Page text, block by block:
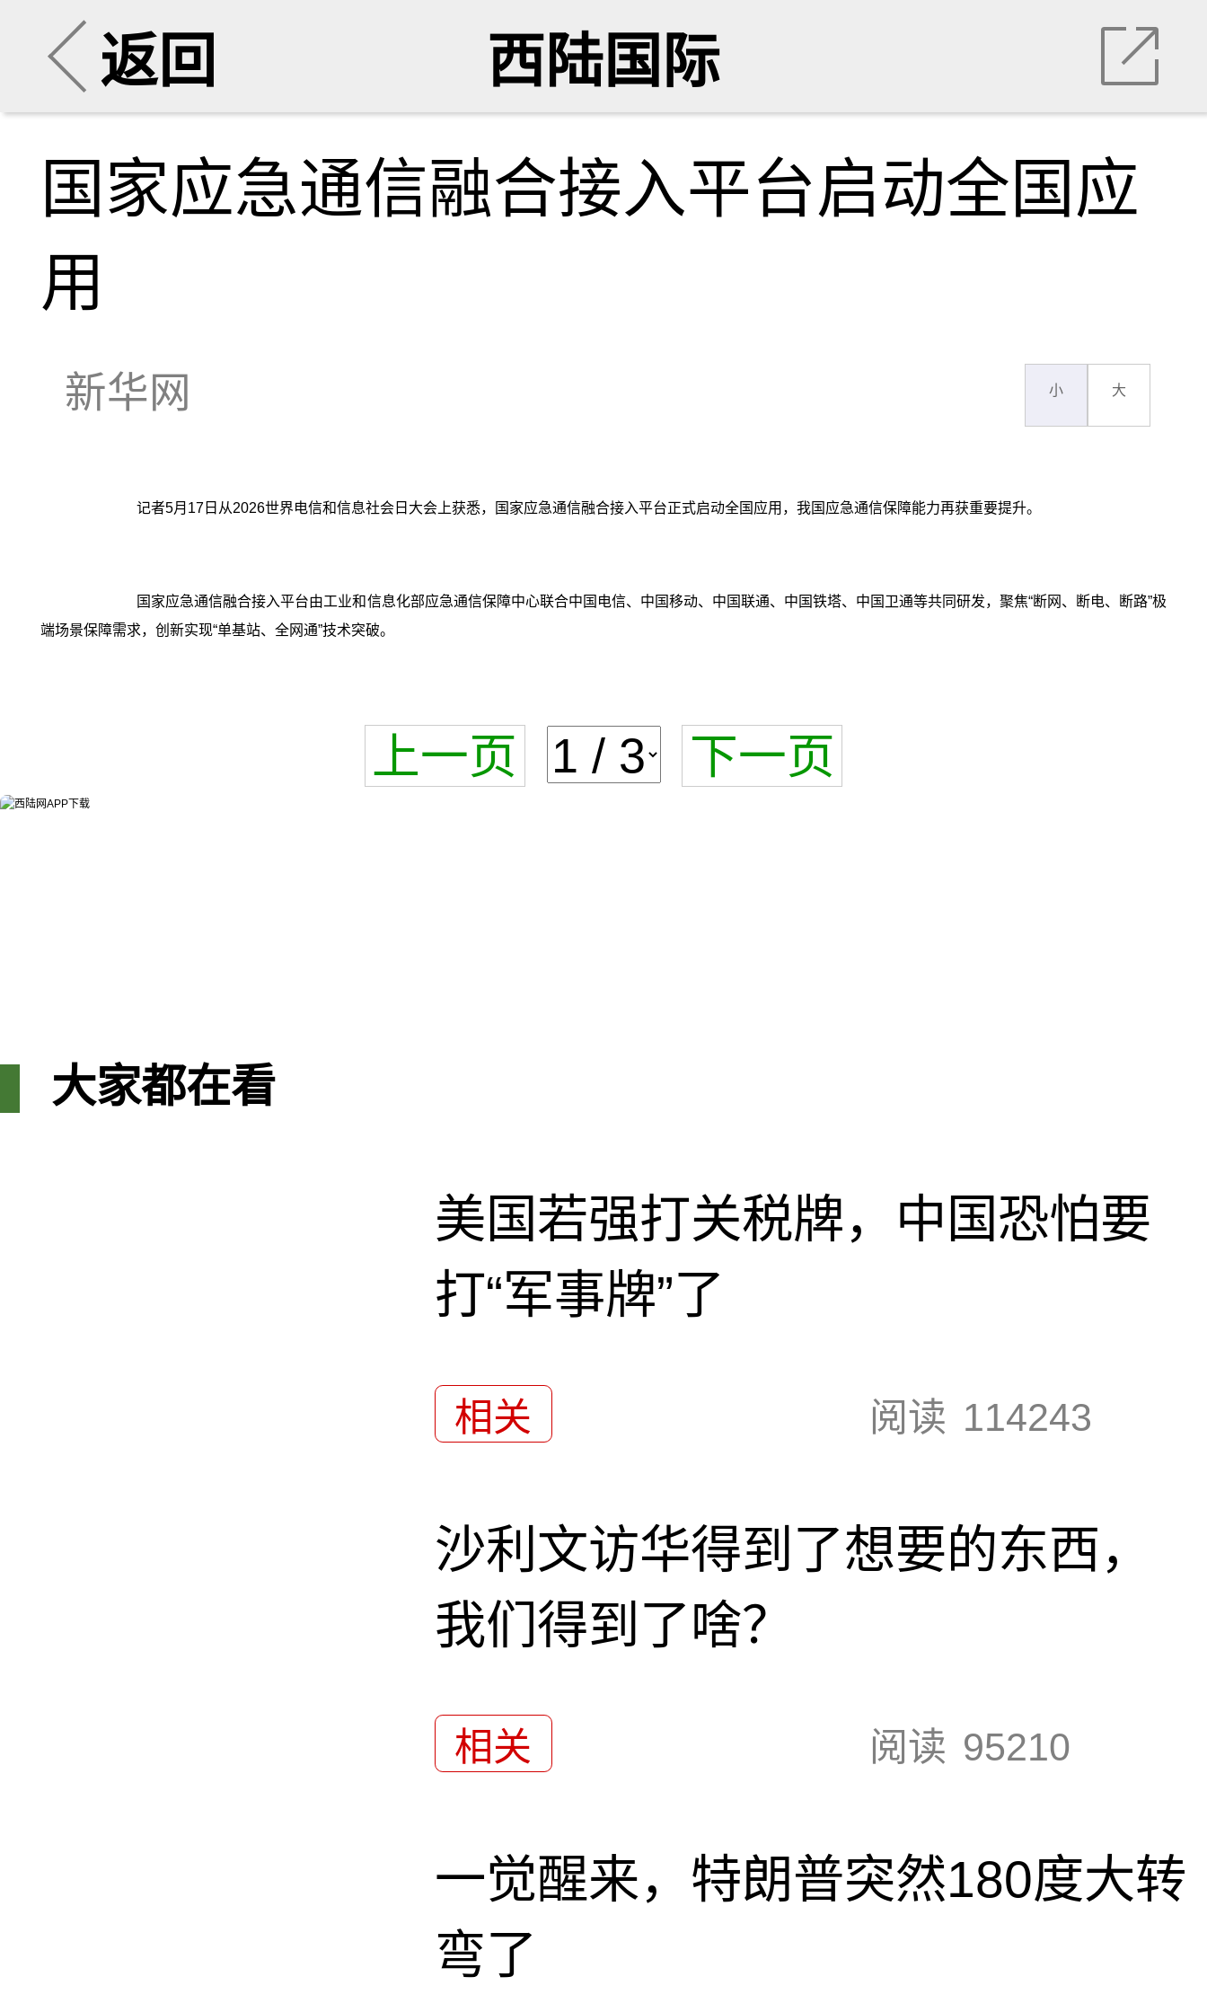
返回 西陆国际
国家应急通信融合接入平台启动全国应
用
新华网 小 大
记者5月17日从2026世界电信和信息社会日大会上获悉，国家应急通信融合接入平台正式启动全国应用，我国应急通信保障能力再获重要提升。
国家应急通信融合接入平台由工业和信息化部应急通信保障中心联合中国电信、中国移动、中国联通、中国铁塔、中国卫通等共同研发，聚焦“断网、断电、断路”极
端场景保障需求，创新实现“单基站、全网通”技术突破。
上一页 下一页
大家都在看
美国若强打关税牌，中国恐怕要
打“军事牌”了
相关 阅读 114243
沙利文访华得到了想要的东西，
我们得到了啥？
相关 阅读 95210
一觉醒来，特朗普突然180度大转
弯了